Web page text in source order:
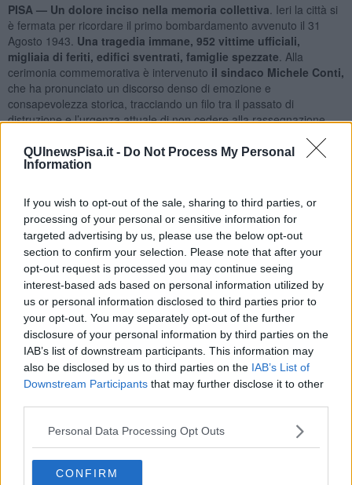
QUInewsPisa.it - Do Not Process My Personal
Information
If you wish to opt-out of the sale, sharing to third parties, or
processing of your personal or sensitive information for
targeted advertising by us, please use the below opt-out
section to confirm your selection. Please note that after your
opt-out request is processed you may continue seeing
interest-based ads based on personal information utilized by
us or personal information disclosed to third parties prior to
your opt-out. You may separately opt-out of the further
disclosure of your personal information by third parties on the
IAB’s list of downstream participants. This information may
also be disclosed by us to third parties on the IAB’s List of
Downstream Participants that may further disclose it to other
Personal Data Processing Opt Outs
CONFIRM
PISA — Un dolore inciso nella memoria collettiva . Ieri la città si
è fermata per ricordare il primo bombardamento avvenuto il 31
Agosto 1943. Una tragedia immane, 952 vittime ufficiali,
migliaia di feriti, edifici sventrati, famiglie spezzate . Alla
cerimonia commemorativa è intervenuto il sindaco Michele Conti,
che ha pronunciato un discorso denso di emozione e
consapevolezza storica, tracciando un filo tra il passato di
distruzione e l’urgenza attuale di non cedere alla rassegnazione.
"Il 31 agosto 1943 Pisa fu travolta dalla violenza della guerra", ha
ricordato il sindaco. "In pochi minuti, le bombe devastarono i
quartieri, abbatterono ponti e fabbriche, ridussero in macerie intere
archi del Cimitero di via Pietrasantina usati per raccogliere i
cadaveri, la Saint Gobain distrutta nel momento della pausa
pranzo, i Lungarni colpiti e il quartiere di Porta a Mare
“polverizzato”. Ha riportato le parole dei testimoni, "Scappavano
come animali impauriti, gridavano: è la fine del mondo".
Una ferita che, a ottantadue anni di distanza, resta viva nella
coscienza della città. "Oggi ci ritroviamo qui per onorare quelle
vittime e rinnovare un impegno: quello di non dimenticare", ha
detto. La memoria, ha spiegato, non è solo un dovere verso chi ha
lontano, ma una tragica realtà. Dall’Ucraina a Gaza, passando per
Gerico, città amica di Pisa, il sangue continua a scorrere".
Conti ha poi richiamato le parole della presidente del Consiglio